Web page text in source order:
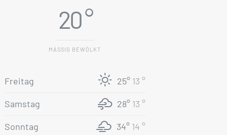
20 °
MÄSSIG BEWÖLKT
Freitag 25° 13 °
Samstag 28° 13 °
Sonntag 34° 14 °